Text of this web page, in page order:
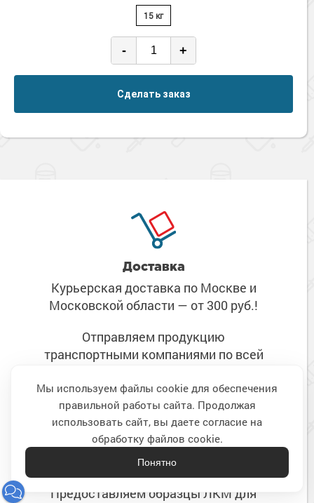
15 кг
- +
Сделать заказ
Доставка
Курьерская доставка по Москве и
Московской области — от 300 руб.!
Отправляем продукцию
транспортными компаниями по всей
Предоставляем образцы ЛКМ для
Мы используем файлы cookie для обеспечения
правильной работы сайта. Продолжая
использовать сайт, вы даете согласие на
обработку файлов cookie.
Понятно